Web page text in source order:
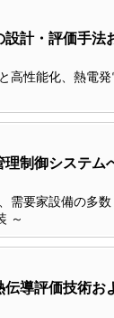
設計・評価手
高性能化、熱電
理制御システ
需要家設備の多
～
導評価技術